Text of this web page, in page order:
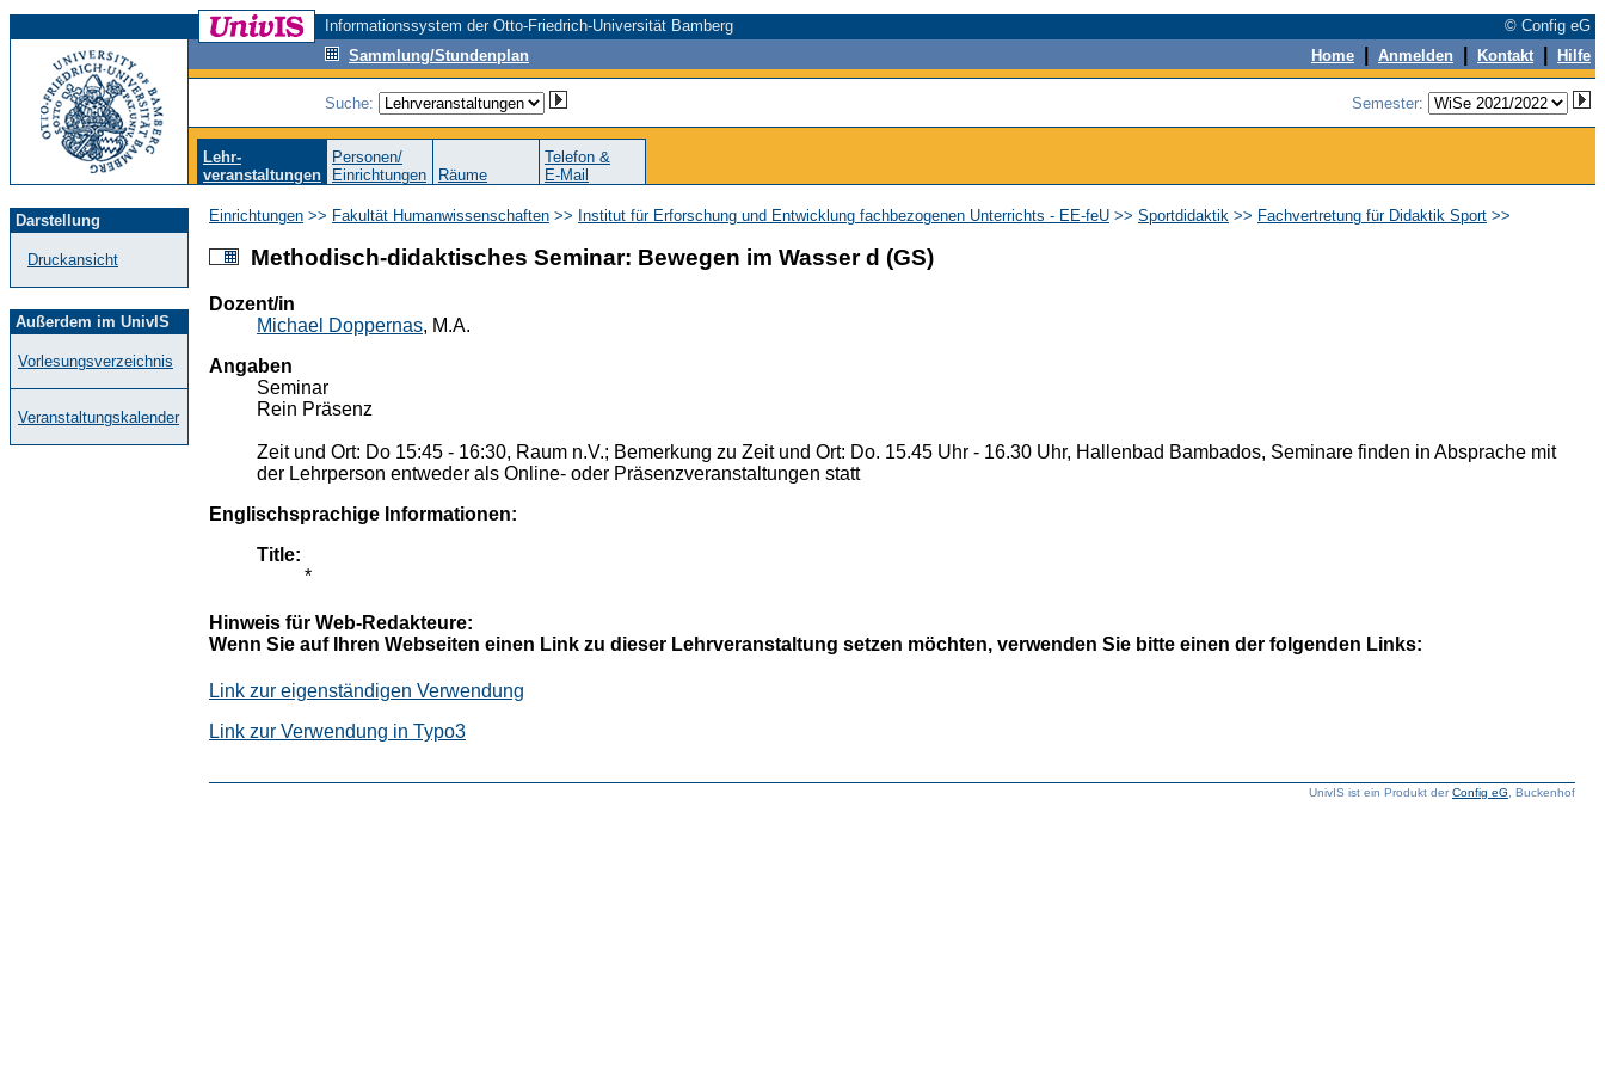
Informationssystem der Otto-Friedrich-Universität Bamberg
© Config eG
Sammlung/Stundenplan
Home Anmelden Kontakt Hilfe
Suche: Semester:
Lehr-
veranstaltungen
Personen/
Einrichtungen
Räume
Telefon &
E-Mail
Darstellung
Druckansicht
Außerdem im UnivIS
Vorlesungsverzeichnis
Veranstaltungskalender
Einrichtungen >> Fakultät Humanwissenschaften >> Institut für Erforschung und Entwicklung fachbezogenen Unterrichts - EE-feU >> Sportdidaktik >> Fachvertretung für Didaktik Sport >>
Methodisch-didaktisches Seminar: Bewegen im Wasser d (GS)
Dozent/in
Michael Doppernas, M.A.
Angaben
Seminar
Rein Präsenz
Zeit und Ort: Do 15:45 - 16:30, Raum n.V.; Bemerkung zu Zeit und Ort: Do. 15.45 Uhr - 16.30 Uhr, Hallenbad Bambados, Seminare finden in Absprache mit
der Lehrperson entweder als Online- oder Präsenzveranstaltungen statt
Englischsprachige Informationen:
Title:
*
Hinweis für Web-Redakteure:
Wenn Sie auf Ihren Webseiten einen Link zu dieser Lehrveranstaltung setzen möchten, verwenden Sie bitte einen der folgenden Links:
Link zur eigenständigen Verwendung
Link zur Verwendung in Typo3
UnivIS ist ein Produkt derConfig eG , Buckenhof